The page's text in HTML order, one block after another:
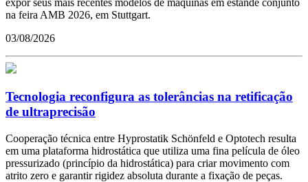
expor seus mais recentes modelos de máquinas em estande conjunto
na feira AMB 2026, em Stuttgart.
03/08/2026
Tecnologia reconfigura as tolerâncias na retificação
de ultraprecisão
Cooperação técnica entre Hyprostatik Schönfeld e Optotech resulta
em uma plataforma hidrostática que utiliza uma fina película de óleo
pressurizado (princípio da hidrostática) para criar movimento com
atrito zero e garantir rigidez absoluta durante a fixação de peças.